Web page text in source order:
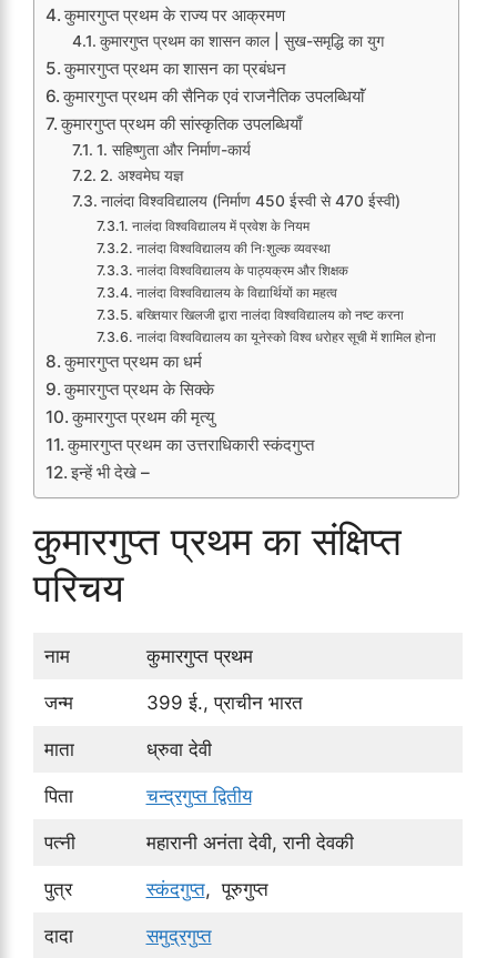
कुमारगुप्त प्रथम के राज्य पर आक्रमण
कुमारगुप्त प्रथम का शासन काल | सुख-समृद्धि का युग
कुमारगुप्त प्रथम का शासन का प्रबंधन
कुमारगुप्त प्रथम की सैनिक एवं राजनैतिक उपलब्धियाॅं
कुमारगुप्त प्रथम की सांस्कृतिक उपलब्धियाँ
1. सहिष्णुता और निर्माण-कार्य
2. अश्वमेघ यज्ञ
नालंदा विश्वविद्यालय (निर्माण 450 ईस्वी से 470 ईस्वी)
नालंदा विश्वविद्यालय में प्रवेश के नियम
नालंदा विश्वविद्यालय की निःशुल्क व्यवस्था
नालंदा विश्वविद्यालय के पाठ्यक्रम और शिक्षक
नालंदा विश्वविद्यालय के विद्यार्थियों का महत्व
बख्तियार खिलजी द्वारा नालंदा विश्वविद्यालय को नष्ट करना
नालंदा विश्वविद्यालय का यूनेस्को विश्व धरोहर सूची में शामिल होना
कुमारगुप्त प्रथम का धर्म
कुमारगुप्त प्रथम के सिक्के
कुमारगुप्त प्रथम की मृत्यु
कुमारगुप्त प्रथम का उत्तराधिकारी स्कंदगुप्त
इन्हें भी देखे –
कुमारगुप्त प्रथम का संक्षिप्त
परिचय
नाम कुमारगुप्त प्रथम
जन्म 399 ई., प्राचीन भारत
माता ध्रुवा देवी
पिता चन्द्रगुप्त द्वितीय
पत्नी महारानी अनंता देवी, रानी देवकी
पुत्र स्कंदगुप्त, पूरुगुप्त
दादा समुद्रगुप्त